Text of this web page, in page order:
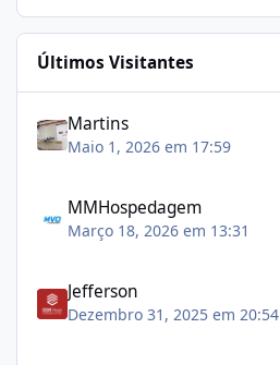
Últimos Visitantes
Martins
Maio 1, 2026 em 17:59
MMHospedagem
Março 18, 2026 em 13:31
Jefferson
Dezembro 31, 2025 em 20:54